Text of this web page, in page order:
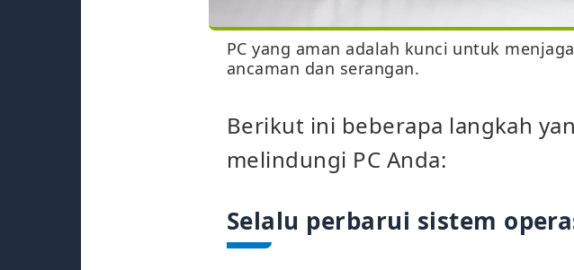
PC yang aman adalah kunci untuk
ancaman dan serangan.
Berikut ini beberapa langkah
melindungi PC Anda:
Selalu perbarui sistem